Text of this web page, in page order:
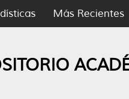
Más Recientes